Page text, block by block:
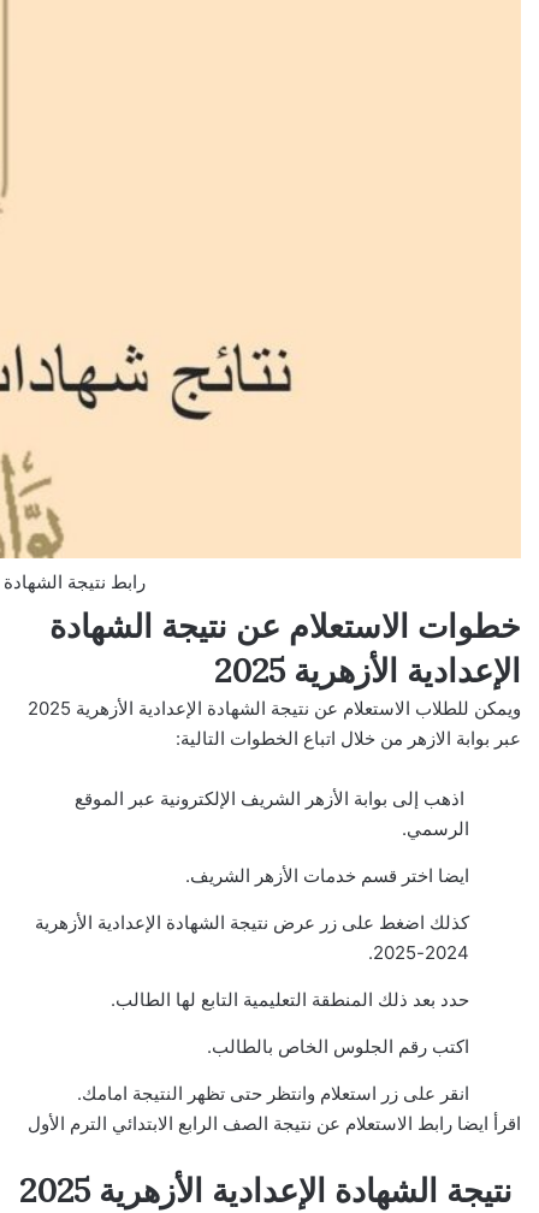
رابط نتيجة الشهادة
خطوات الاستعلام عن نتيجة الشهادة
الإعدادية الأزهرية 2025
ويمكن للطلاب الاستعلام عن نتيجة الشهادة الإعدادية الأزهرية 2025
عبر بوابة الازهر من خلال اتباع الخطوات التالية:
اذهب إلى بوابة الأزهر الشريف الإلكترونية عبر الموقع
الرسمي.
ايضا اختر قسم خدمات الأزهر الشريف.
كذلك اضغط على زر عرض نتيجة الشهادة الإعدادية الأزهرية
2024-2025.
حدد بعد ذلك المنطقة التعليمية التابع لها الطالب.
اكتب رقم الجلوس الخاص بالطالب.
انقر على زر استعلام وانتظر حتى تظهر النتيجة امامك.
اقرأ ايضارابط الاستعلام عن نتيجة الصف الرابع الابتدائي الترم الأول
نتيجة الشهادة الإعدادية الأزهرية 2025